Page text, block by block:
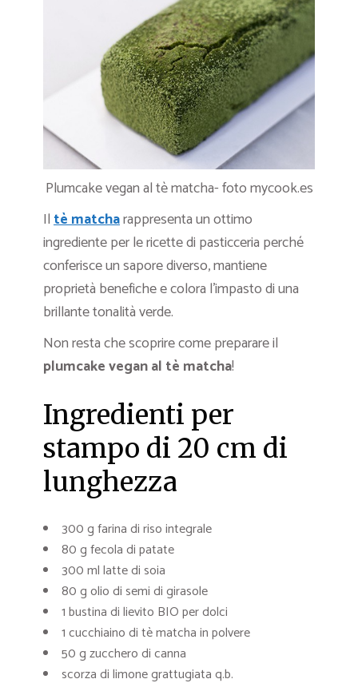
Plumcake vegan al tè matcha- foto mycook.es
Iltè matcharappresenta un ottimo
ingrediente per le ricette di pasticceria perché
conferisce un sapore diverso, mantiene
proprietà benefiche e colora l’impasto di una
brillante tonalità verde.
Non resta che scoprire come preparare il
plumcake vegan al tè matcha!
Ingredienti per
stampo di 20 cm di
lunghezza
300 g farina di riso integrale
80 g fecola di patate
300 ml latte di soia
80 g olio di semi di girasole
1 bustina di lievito BIO per dolci
1 cucchiaino di tè matcha in polvere
50 g zucchero di canna
scorza di limone grattugiata q.b.